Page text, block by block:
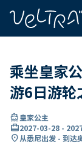
乘坐皇家
游6日游轮
directions_boat皇家公主
card_travel2027-03-28 -
location_on从悉尼出发 - 到达